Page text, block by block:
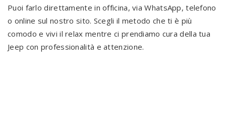
Puoi farlo direttamente in officina, via WhatsApp, telefono
o online sul nostro sito. Scegli il metodo che ti è più
comodo e vivi il relax mentre ci prendiamo cura della tua
Jeep con professionalità e attenzione.